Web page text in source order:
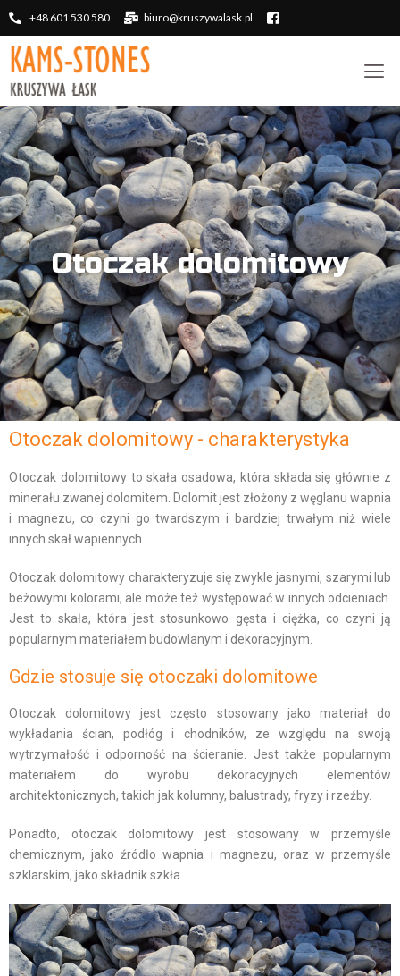
+48 601 530 580 biuro@kruszywalask.pl
Otoczak dolomitowy
Otoczak dolomitowy - charakterystyka
Otoczak dolomitowy to skała osadowa, która składa się głównie z
minerału zwanej dolomitem. Dolomit jest złożony z węglanu wapnia
i magnezu, co czyni go twardszym i bardziej trwałym niż wiele
innych skał wapiennych.
Otoczak dolomitowy charakteryzuje się zwykle jasnymi, szarymi lub
beżowymi kolorami, ale może też występować w innych odcieniach.
Jest to skała, która jest stosunkowo gęsta i ciężka, co czyni ją
popularnym materiałem budowlanym i dekoracyjnym.
Gdzie stosuje się otoczaki dolomitowe
Otoczak dolomitowy jest często stosowany jako materiał do
wykładania ścian, podłóg i chodników, ze względu na swoją
wytrzymałość i odporność na ścieranie. Jest także popularnym
materiałem do wyrobu dekoracyjnych elementów
architektonicznych, takich jak kolumny, balustrady, fryzy i rzeźby.
Ponadto, otoczak dolomitowy jest stosowany w przemyśle
chemicznym, jako źródło wapnia i magnezu, oraz w przemyśle
szklarskim, jako składnik szkła.